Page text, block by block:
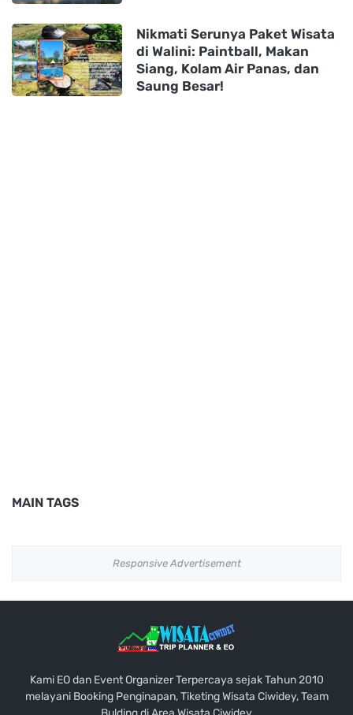
Nikmati Serunya Paket Wisata
di Walini: Paintball, Makan
Siang, Kolam Air Panas, dan
Saung Besar!
MAIN TAGS
Responsive Advertisement
Kami EO dan Event Organizer Terpercaya sejak Tahun 2010
melayani Booking Penginapan, Tiketing Wisata Ciwidey, Team